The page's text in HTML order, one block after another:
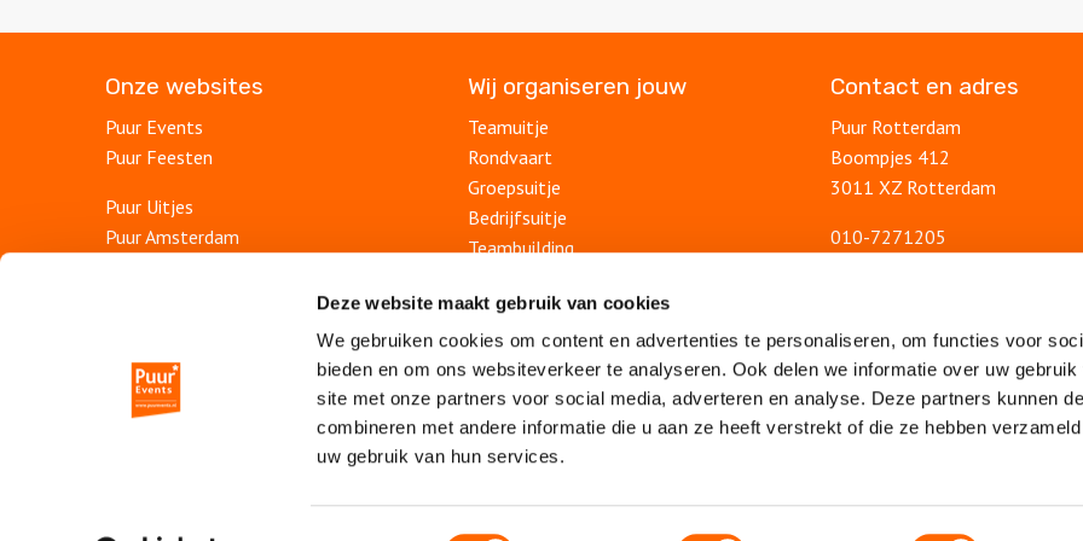
Deze website maakt gebruik van cookies
We gebruiken cookies om content en advertenties te personaliseren, om functies voor
bieden en om ons websiteverkeer te analyseren. Ook delen we informatie over uw gebruik
site met onze partners voor social media, adverteren en analyse. Deze partners kunnen
combineren met andere informatie die u aan ze heeft verstrekt of die ze hebben
uw gebruik van hun services.
Onze websites
Puur Events
Puur Feesten
Puur Uitjes
Puur Amsterdam
Escape Room Mysterium
Vergaderlocatie De Grote Werf
Vergaderlocatie Rotterdam View
Vergaderlocatie Dak van Amsterdam
Wij organiseren jouw
Teamuitje
Rondvaart
Groepsuitje
Bedrijfsuitje
Teambuilding
Personeelsuitje
Bedrijfsfeest
Personeelsfeest
Jubileumfeest
Contact en adres
Puur Rotterdam
Boompjes 412
3011 XZ Rotterdam
010-7271205
Blog
Ontdek Rotterdam
Veelgestelde vragen
Algemene voorwaarden